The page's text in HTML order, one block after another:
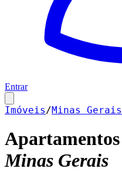
Entrar
Imóveis/Minas Gerais
Apartamentos
Minas Gerais